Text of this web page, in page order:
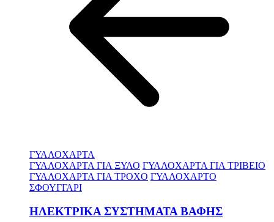
ΓΥΑΛΟΧΑΡΤΑ
ΓΥΑΛΟΧΑΡΤΑ ΓΙΑ ΞΥΛΟ ΓΥΑΛΟΧΑΡΤΑ ΓΙΑ ΤΡΙΒΕΙΟ
ΓΥΑΛΟΧΑΡΤΑ ΓΙΑ ΤΡΟΧΟ ΓΥΑΛΟΧΑΡΤΟ
ΣΦΟΥΓΓΑΡΙ
ΗΛΕΚΤΡΙΚΑ ΣΥΣΤΗΜΑΤΑ ΒΑΦΗΣ